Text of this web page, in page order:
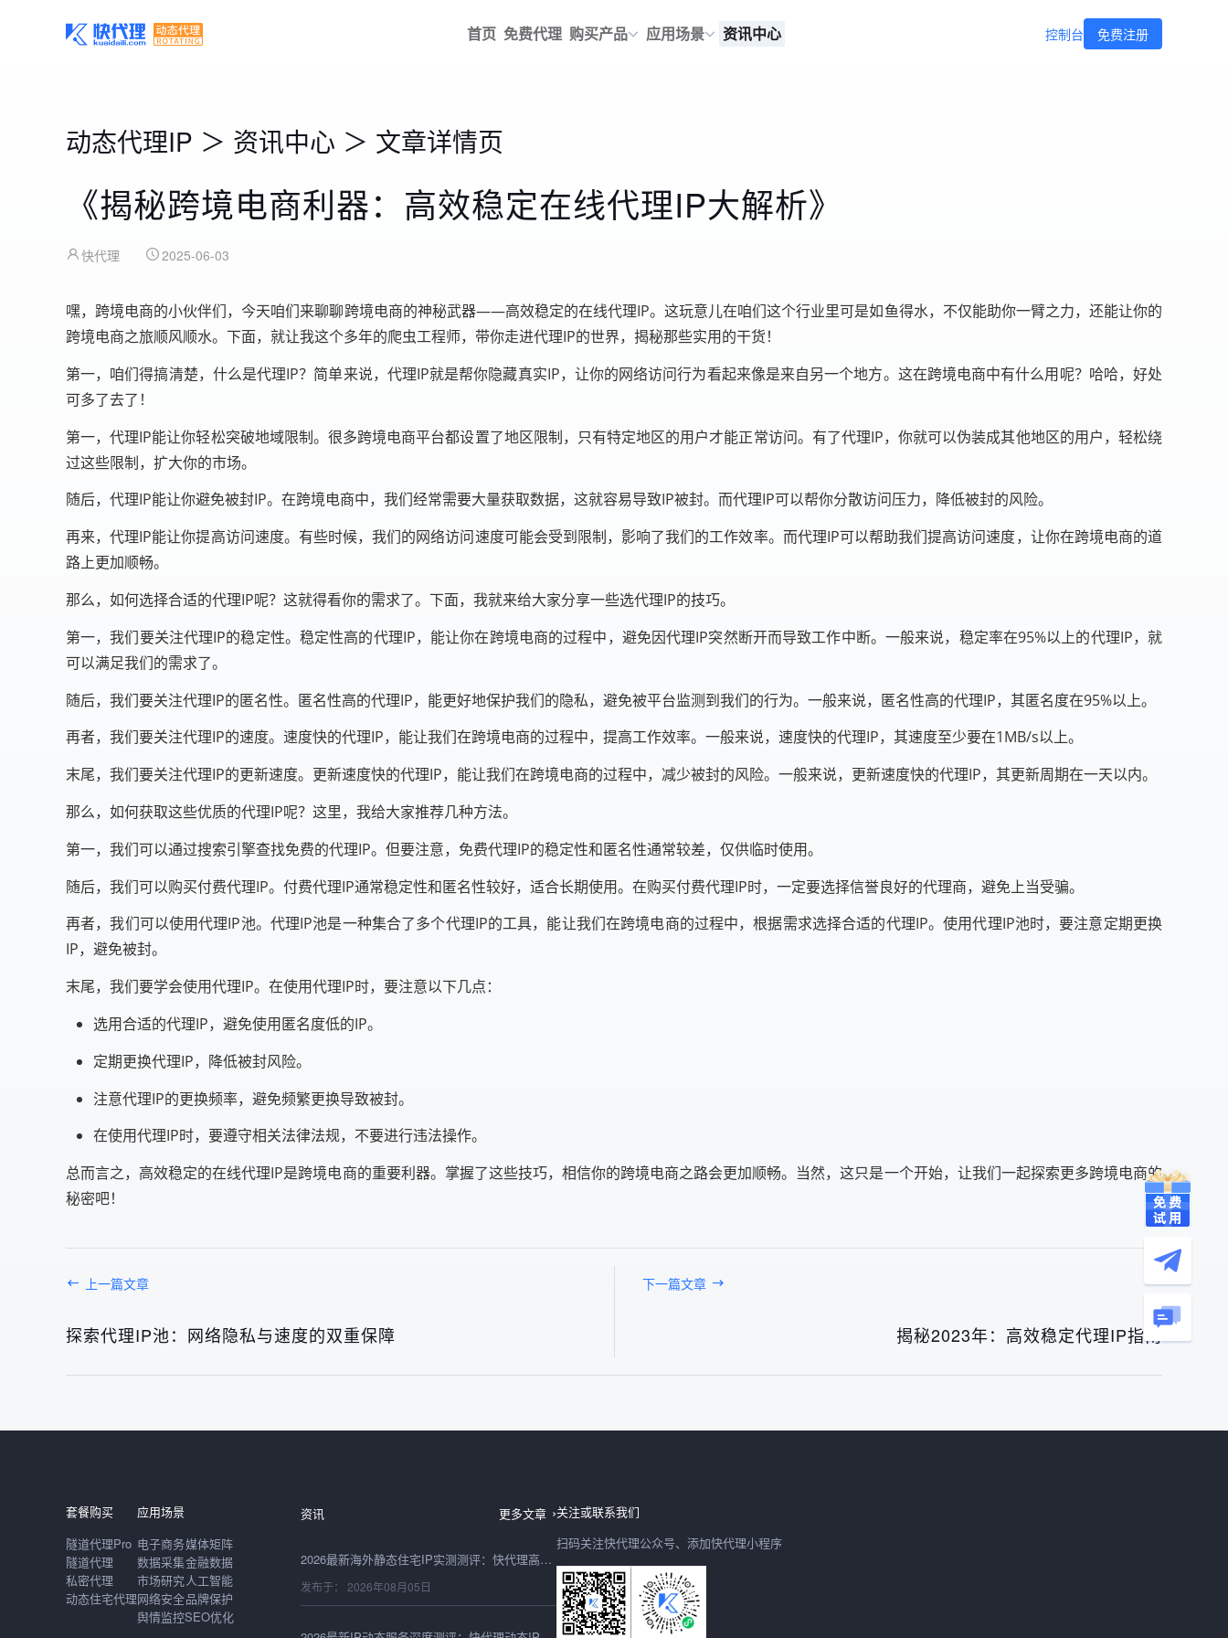
首页 免费代理 购买产品 应用场景 资讯中心 控制台 免费注册
动态代理IP ＞ 资讯中心 ＞ 文章详情页
《揭秘跨境电商利器：高效稳定在线代理IP大解析》
快代理 2025-06-03
嘿，跨境电商的小伙伴们，今天咱们来聊聊跨境电商的神秘武器——高效稳定的在线代理IP。这玩意儿在咱们这个行业里可是如鱼得水，不仅能助你一臂之力，还能让你的
跨境电商之旅顺风顺水。下面，就让我这个多年的爬虫工程师，带你走进代理IP的世界，揭秘那些实用的干货！
第一，咱们得搞清楚，什么是代理IP？简单来说，代理IP就是帮你隐藏真实IP，让你的网络访问行为看起来像是来自另一个地方。这在跨境电商中有什么用呢？哈哈，好处
可多了去了！
第一，代理IP能让你轻松突破地域限制。很多跨境电商平台都设置了地区限制，只有特定地区的用户才能正常访问。有了代理IP，你就可以伪装成其他地区的用户，轻松绕
过这些限制，扩大你的市场。
随后，代理IP能让你避免被封IP。在跨境电商中，我们经常需要大量获取数据，这就容易导致IP被封。而代理IP可以帮你分散访问压力，降低被封的风险。
再来，代理IP能让你提高访问速度。有些时候，我们的网络访问速度可能会受到限制，影响了我们的工作效率。而代理IP可以帮助我们提高访问速度，让你在跨境电商的道
路上更加顺畅。
那么，如何选择合适的代理IP呢？这就得看你的需求了。下面，我就来给大家分享一些选代理IP的技巧。
第一，我们要关注代理IP的稳定性。稳定性高的代理IP，能让你在跨境电商的过程中，避免因代理IP突然断开而导致工作中断。一般来说，稳定率在95%以上的代理IP，就
可以满足我们的需求了。
随后，我们要关注代理IP的匿名性。匿名性高的代理IP，能更好地保护我们的隐私，避免被平台监测到我们的行为。一般来说，匿名性高的代理IP，其匿名度在95%以上。
再者，我们要关注代理IP的速度。速度快的代理IP，能让我们在跨境电商的过程中，提高工作效率。一般来说，速度快的代理IP，其速度至少要在1MB/s以上。
末尾，我们要关注代理IP的更新速度。更新速度快的代理IP，能让我们在跨境电商的过程中，减少被封的风险。一般来说，更新速度快的代理IP，其更新周期在一天以内。
那么，如何获取这些优质的代理IP呢？这里，我给大家推荐几种方法。
第一，我们可以通过搜索引擎查找免费的代理IP。但要注意，免费代理IP的稳定性和匿名性通常较差，仅供临时使用。
随后，我们可以购买付费代理IP。付费代理IP通常稳定性和匿名性较好，适合长期使用。在购买付费代理IP时，一定要选择信誉良好的代理商，避免上当受骗。
再者，我们可以使用代理IP池。代理IP池是一种集合了多个代理IP的工具，能让我们在跨境电商的过程中，根据需求选择合适的代理IP。使用代理IP池时，要注意定期更换
IP，避免被封。
末尾，我们要学会使用代理IP。在使用代理IP时，要注意以下几点：
选用合适的代理IP，避免使用匿名度低的IP。
定期更换代理IP，降低被封风险。
注意代理IP的更换频率，避免频繁更换导致被封。
在使用代理IP时，要遵守相关法律法规，不要进行违法操作。
总而言之，高效稳定的在线代理IP是跨境电商的重要利器。掌握了这些技巧，相信你的跨境电商之路会更加顺畅。当然，这只是一个开始，让我们一起探索更多跨境电商的
秘密吧！
上一篇文章
探索代理IP池：网络隐私与速度的双重保障
下一篇文章
揭秘2023年：高效稳定代理IP指南
套餐购买
隧道代理Pro
隧道代理
私密代理
动态住宅代理
应用场景
电子商务
数据采集
市场研究
网络安全
舆情监控
媒体矩阵
金融数据
人工智能
品牌保护
SEO优化
资讯 更多文章
发布于： 2026年08月05日
2026最新海外静态住宅IP实测测评：快代理高匿稳定表现全维度解析
发布于： 2026年08月05日
关注或联系我们
扫码关注快代理公众号、添加快代理小程序